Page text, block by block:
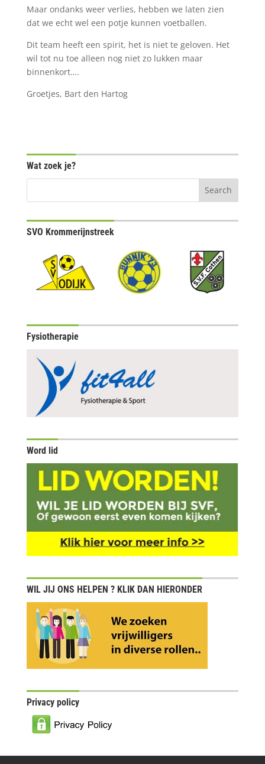
Maar ondanks weer verlies, hebben we laten zien
dat we echt wel een potje kunnen voetballen.
Dit team heeft een spirit, het is niet te geloven. Het
wil tot nu toe alleen nog niet zo lukken maar
binnenkort….
Groetjes, Bart den Hartog
Wat zoek je?
SVO Krommerijnstreek
Fysiotherapie
Word lid
WIL JIJ ONS HELPEN ? KLIK DAN HIERONDER
Privacy policy